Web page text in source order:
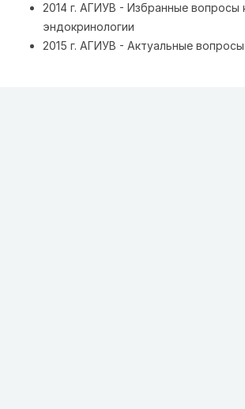
2014 г. АГИУВ - Избранные вопросы
эндокринологии
2015 г. АГИУВ - Актуальные